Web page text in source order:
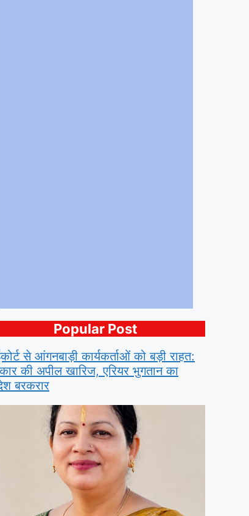
Popular Post
से आंगनबाड़ी कार्यकर्ताओं को बड़ी राहत:
की अपील खारिज, एरियर भुगतान का
बरकरार